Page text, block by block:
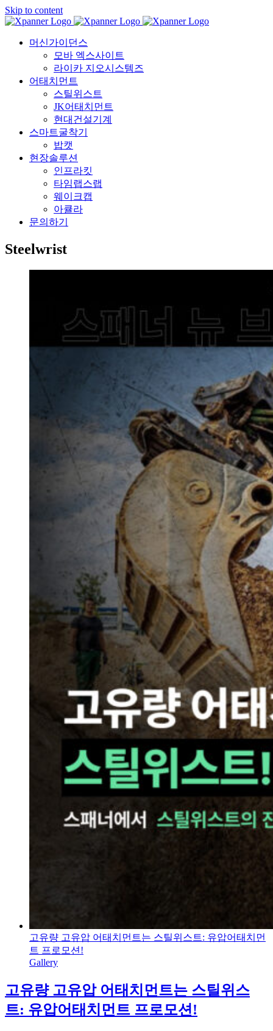
Skip to content
머신가이던스
모바 엑스사이트
라이카 지오시스템즈
어태치먼트
스틸위스트
JK어태치먼트
현대건설기계
스마트굴착기
밥캣
현장솔루션
인프라킷
타임랩스랩
웨이크캡
아큘라
문의하기
Steelwrist
고유량 고유압 어태치먼트는 스틸위스트: 유압어태치먼
트 프로모션!
Gallery
고유량 고유압 어태치먼트는 스틸위스
트: 유압어태치먼트 프로모션!